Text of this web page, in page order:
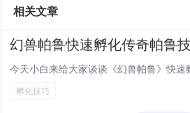
相关文章
孵化技巧